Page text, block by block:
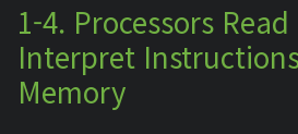
1-4. Processors
Interpret
Memory